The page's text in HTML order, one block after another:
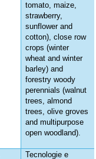
tomato, maize,
strawberry,
sunflower and
cotton), close row
crops (winter
wheat and winter
barley) and
forestry woody
perennials (walnut
trees, almond
trees, olive groves
and multipurpose
open woodland).
Tecnologie e